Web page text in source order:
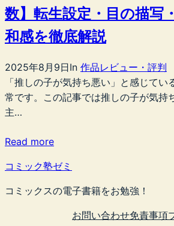
数】転生設定・目の描写
和感を徹底解説
2025年8月9日In 作品レビュー・評判
「推しの子が気持ち悪い」と感じてい
常です。この記事では推しの子が気持
主…
Read more
コミック塾ゼミ
コミックスの電子書籍をお勉強！
お問い合わせ免責事項